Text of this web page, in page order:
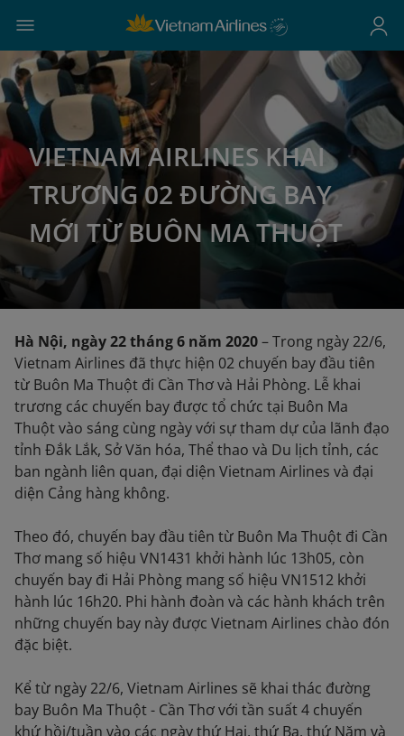
VIETNAM AIRLINES KHAI
TRƯƠNG 02 ĐƯỜNG BAY
MỚI TỪ BUÔN MA THUỘT
Hà Nội, ngày 22 tháng 6 năm 2020– Trong ngày 22/6,
Vietnam Airlines đã thực hiện 02 chuyến bay đầu tiên
từ Buôn Ma Thuột đi Cần Thơ và Hải Phòng. Lễ khai
trương các chuyến bay được tổ chức tại Buôn Ma
Thuột vào sáng cùng ngày với sự tham dự của lãnh đạo
tỉnh Đắk Lắk, Sở Văn hóa, Thể thao và Du lịch tỉnh, các
ban ngành liên quan, đại diện Vietnam Airlines và đại
diện Cảng hàng không.
Theo đó, chuyến bay đầu tiên từ Buôn Ma Thuột đi Cần
Thơ mang số hiệu VN1431 khởi hành lúc 13h05, còn
chuyến bay đi Hải Phòng mang số hiệu VN1512 khởi
hành lúc 16h20. Phi hành đoàn và các hành khách trên
những chuyến bay này được Vietnam Airlines chào đón
đặc biệt.
Kể từ ngày 22/6, Vietnam Airlines sẽ khai thác đường
bay Buôn Ma Thuột - Cần Thơ với tần suất 4 chuyến
khứ hồi/tuần vào các ngày thứ Hai, thứ Ba, thứ Năm và